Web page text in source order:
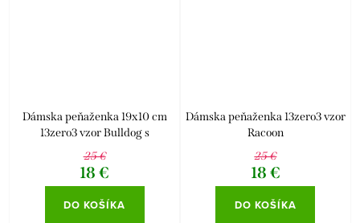
Dámska peňaženka 19x10 cm
13zero3 vzor Bulldog s
medvedíkom
25 €
18 €
DO KOŠÍKA
Dámska peňaženka 13zero3 vzor
Racoon
25 €
18 €
DO KOŠÍKA